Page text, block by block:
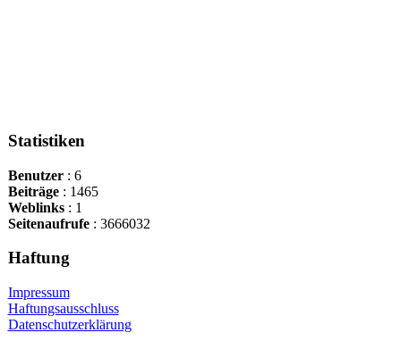
Statistiken
Benutzer: 6
Beiträge: 1465
Weblinks: 1
Seitenaufrufe: 3666032
Haftung
Impressum
Haftungsausschluss
Datenschutzerklärung